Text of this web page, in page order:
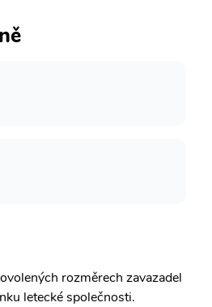
rozměrech zavazadel
letecké společnosti.